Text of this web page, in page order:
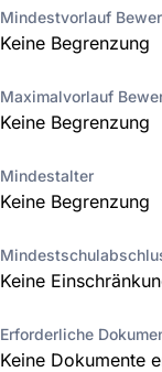
Mindestvorlauf
Keine Begrenzung
Maximalvorlauf
Keine Begrenzung
Mindestalter
Keine Begrenzung
Keine
Erforderliche
Keine Dokumente